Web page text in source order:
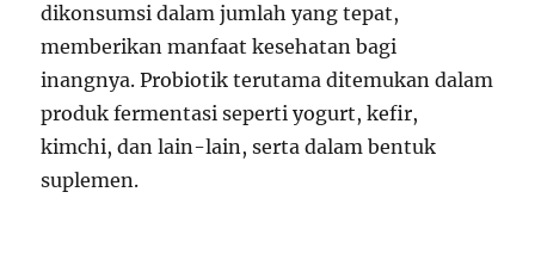
dikonsumsi dalam jumlah yang tepat,
memberikan manfaat kesehatan bagi
inangnya. Probiotik terutama ditemukan dalam
produk fermentasi seperti yogurt, kefir,
kimchi, dan lain-lain, serta dalam bentuk
suplemen.